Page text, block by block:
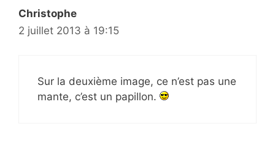
Christophe
2 juillet 2013 à 19:15
Sur la deuxième image, ce n’est pas une
mante, c’est un papillon.